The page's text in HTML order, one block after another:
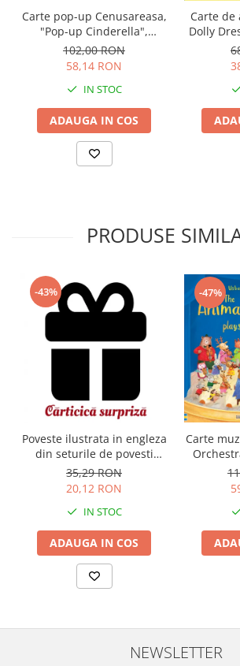
Carte pop-up Cenusareasa,
"Pop-up Cinderella",
Usborne
102,00 RON
58,14 RON
IN STOC
ADAUGA IN COS
Carte
Dolly
PRODUSE
-43%
Poveste ilustrata in engleza
din seturile de povesti
Usborne
35,29 RON
20,12 RON
IN STOC
ADAUGA IN COS
-47%
Carte
NEWSLETTER